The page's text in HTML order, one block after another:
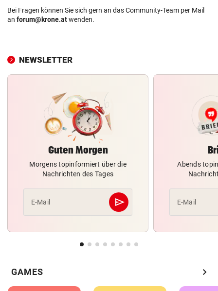
Bei Fragen können Sie sich gern an das Community-Team per Mail
an forum@krone.atwenden.
NEWSLETTER
Guten Morgen
Morgens topinformiert über die
Nachrichten des Tages
E-Mail send
Abschicken
Abends
E-Mail
GAMES chevron_right